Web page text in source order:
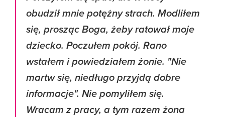
obudził mnie potężny strach. Modliłem
się, prosząc Boga, żeby ratował moje
dziecko. Poczułem pokój. Rano
wstałem i powiedziałem żonie. "Nie
martw się, niedługo przyjdą dobre
informacje". Nie pomyliłem się.
Wracam z pracy, a tym razem żona